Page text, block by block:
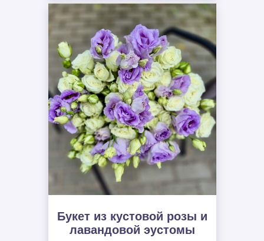
Букет из кустовой розы и
лавандовой эустомы